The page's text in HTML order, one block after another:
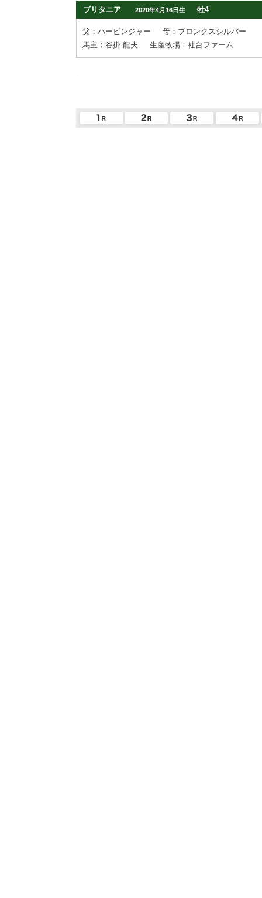
ブリタニア
2020年4月16日生 牡4
父：ハービンジャー
母：ブロンクスシルバー
馬主：谷掛 龍夫
生産牧場：社台ファーム